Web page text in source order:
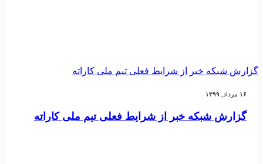
گزارش شبکه خبر از شرایط فعلی تیم ملی کاراته
۱۶ مرداد, ۱۳۹۹
گزارش شبکه خبر از شرایط فعلی تیم ملی کاراته